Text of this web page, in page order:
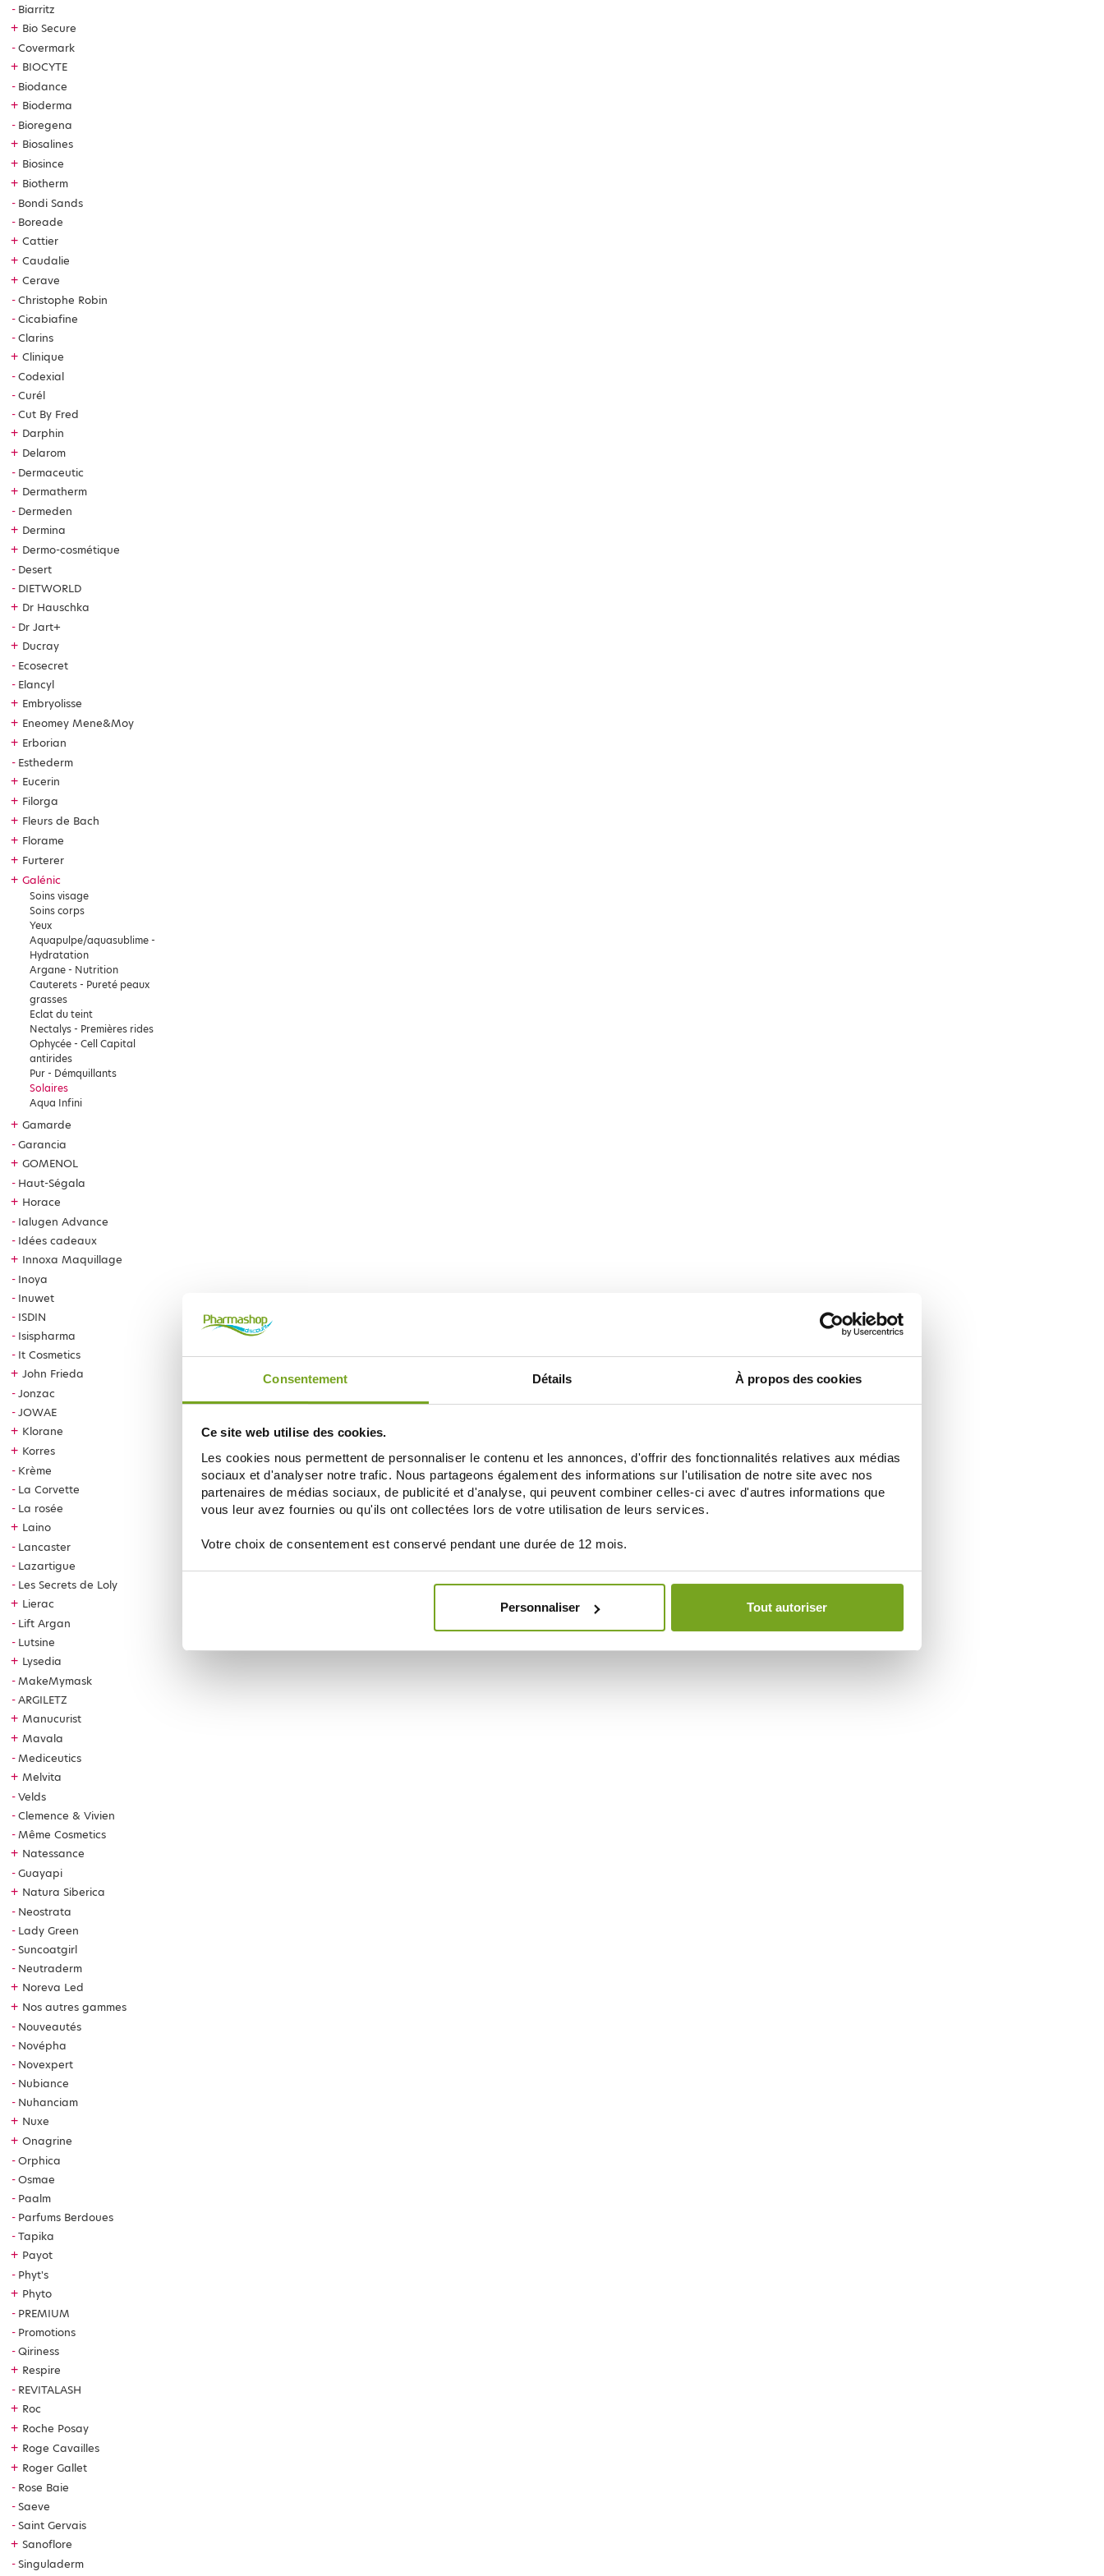
Consentement Détails À propos des cookies
Ce site web utilise des cookies.
Les cookies nous permettent de personnaliser le contenu et les annonces, d'offrir des fonctionnalités relatives aux médias
sociaux et d'analyser notre trafic. Nous partageons également des informations sur l'utilisation de notre site avec nos
partenaires de médias sociaux, de publicité et d'analyse, qui peuvent combiner celles-ci avec d'autres informations que
vous leur avez fournies ou qu'ils ont collectées lors de votre utilisation de leurs services.
Votre choix de consentement est conservé pendant une durée de 12 mois.
Personnaliser Tout autoriser
Biarritz
+ Bio Secure
Covermark
+ BIOCYTE
Biodance
+ Bioderma
Bioregena
+ Biosalines
+ Biosince
+ Biotherm
Bondi Sands
Boreade
+ Cattier
+ Caudalie
+ Cerave
Christophe Robin
Cicabiafine
Clarins
+ Clinique
Codexial
Curél
Cut By Fred
+ Darphin
+ Delarom
Dermaceutic
+ Dermatherm
Dermeden
+ Dermina
+ Dermo-cosmétique
Desert
DIETWORLD
+ Dr Hauschka
Dr Jart+
+ Ducray
Ecosecret
Elancyl
+ Embryolisse
+ Eneomey Mene&Moy
+ Erborian
Esthederm
+ Eucerin
+ Filorga
+ Fleurs de Bach
+ Florame
+ Furterer
+ Galénic
Soins visage
Soins corps
Yeux
Aquapulpe/aquasublime -
Hydratation
Argane - Nutrition
Cauterets - Pureté peaux
grasses
Eclat du teint
Nectalys - Premières rides
Ophycée - Cell Capital
antirides
Pur - Démquillants
Solaires
Aqua Infini
+ Gamarde
Garancia
+ GOMENOL
Haut-Ségala
+ Horace
Ialugen Advance
Idées cadeaux
+ Innoxa Maquillage
Inoya
Inuwet
ISDIN
Isispharma
It Cosmetics
+ John Frieda
Jonzac
JOWAE
+ Klorane
+ Korres
Krème
La Corvette
La rosée
+ Laino
Lancaster
Lazartigue
Les Secrets de Loly
+ Lierac
Lift Argan
Lutsine
+ Lysedia
MakeMymask
ARGILETZ
+ Manucurist
+ Mavala
Mediceutics
+ Melvita
Velds
Clemence & Vivien
Même Cosmetics
+ Natessance
Guayapi
+ Natura Siberica
Neostrata
Lady Green
Suncoatgirl
Neutraderm
+ Noreva Led
+ Nos autres gammes
Nouveautés
Novépha
Novexpert
Nubiance
Nuhanciam
+ Nuxe
+ Onagrine
Orphica
Osmae
Paalm
Parfums Berdoues
Tapika
+ Payot
Phyt's
+ Phyto
PREMIUM
Promotions
Qiriness
+ Respire
REVITALASH
+ Roc
+ Roche Posay
+ Roge Cavailles
+ Roger Gallet
Rose Baie
Saeve
Saint Gervais
+ Sanoflore
Singuladerm